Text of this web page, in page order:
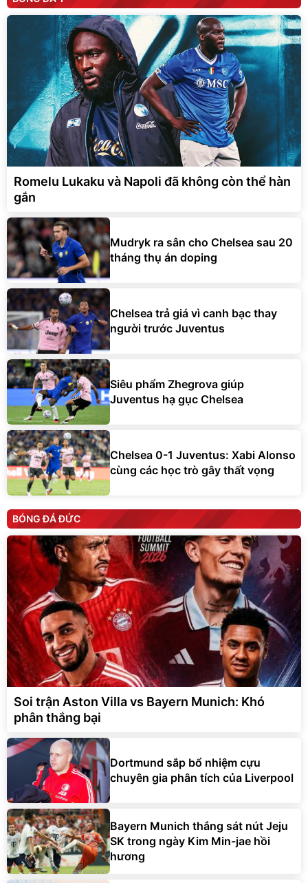
Romelu Lukaku và Napoli đã không còn thể hàn
gắn
Mudryk ra sân cho Chelsea sau 20
tháng thụ án doping
Chelsea trả giá vì canh bạc thay
người trước Juventus
Siêu phẩm Zhegrova giúp
Juventus hạ gục Chelsea
Chelsea 0-1 Juventus: Xabi Alonso
cùng các học trò gây thất vọng
BÓNG ĐÁ ĐỨC
Soi trận Aston Villa vs Bayern Munich: Khó
phân thắng bại
Dortmund sắp bổ nhiệm cựu
chuyên gia phân tích của Liverpool
Bayern Munich thắng sát nút Jeju
SK trong ngày Kim Min-jae hồi
hương